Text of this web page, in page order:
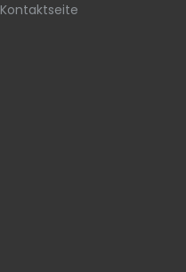
Kontaktseite